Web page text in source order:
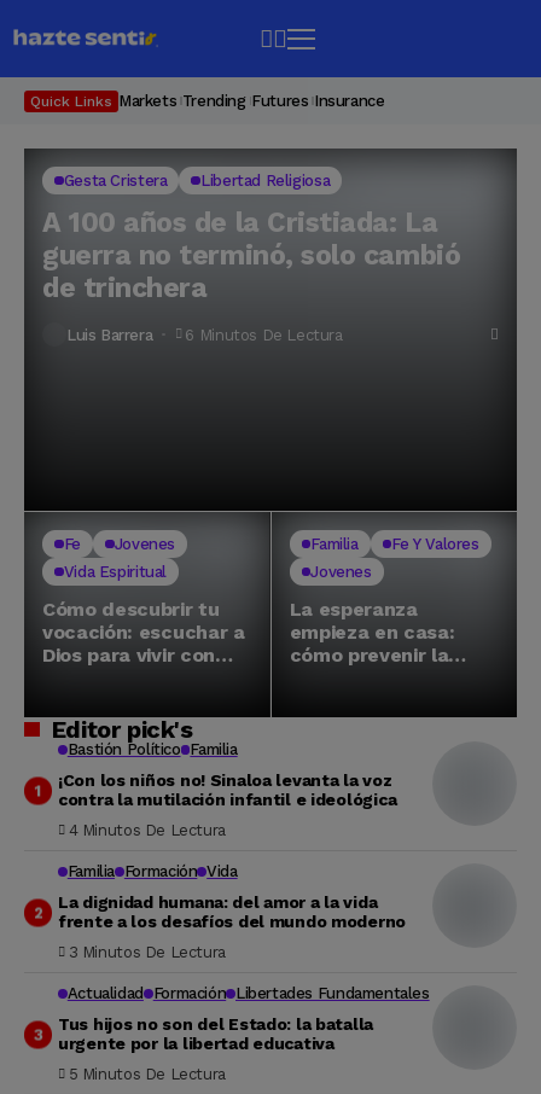
Quick Links Markets Trending Futures Insurance
Gesta Cristera Libertad Religiosa
A 100 años de la Cristiada: La
guerra no terminó, solo cambió
de trinchera
Luis Barrera 6 Minutos De Lectura
Fe
Jovenes
Vida Espiritual
Cómo descubrir tu
vocación: escuchar a
Dios para vivir con
Familia
Fe Y Valores
Jovenes
La esperanza
empieza en casa:
cómo prevenir la
amor joven
Editor pick's
Bastión Político Familia
¡Con los niños no! Sinaloa levanta la voz
contra la mutilación infantil e ideológica
4 Minutos De Lectura
Familia Formación Vida
La dignidad humana: del amor a la vida
frente a los desafíos del mundo moderno
3 Minutos De Lectura
Actualidad Formación Libertades Fundamentales
Tus hijos no son del Estado: la batalla
urgente por la libertad educativa
5 Minutos De Lectura